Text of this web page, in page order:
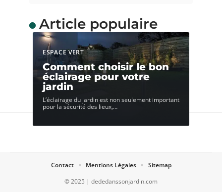
Article populaire
ESPACE VERT
Comment choisir le bon
éclairage pour votre
jardin
L’éclairage du jardin est non seulement important
pour la sécurité des lieux,…
© 2025 | dededanssonjardin.com
Contact Mentions Légales Sitemap